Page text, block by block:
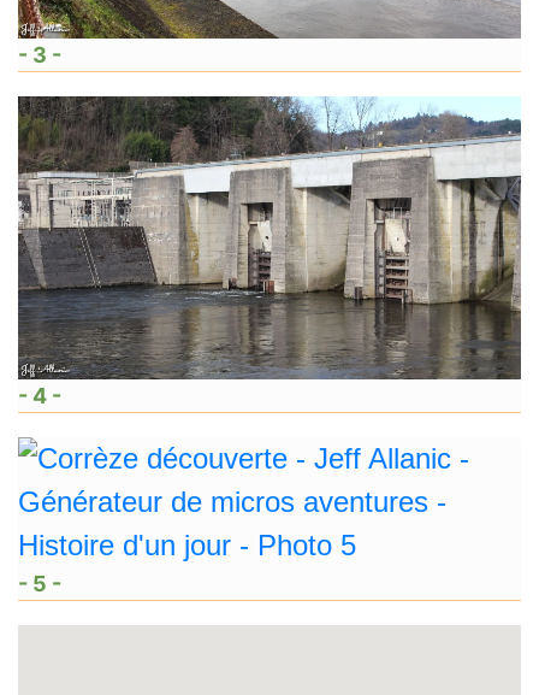
- 3 -
- 4 -
- 5 -